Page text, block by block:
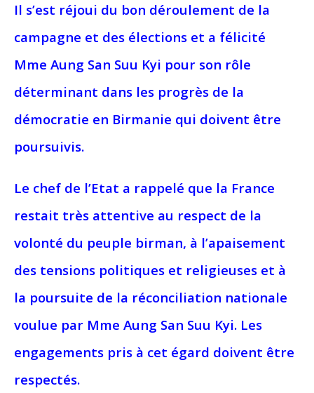
Il s’est réjoui du bon déroulement de la
campagne et des élections et a félicité
Mme Aung San Suu Kyi pour son rôle
déterminant dans les progrès de la
démocratie en Birmanie qui doivent être
poursuivis.
Le chef de l’Etat a rappelé que la France
restait très attentive au respect de la
volonté du peuple birman, à l’apaisement
des tensions politiques et religieuses et à
la poursuite de la réconciliation nationale
voulue par Mme Aung San Suu Kyi. Les
engagements pris à cet égard doivent être
respectés.